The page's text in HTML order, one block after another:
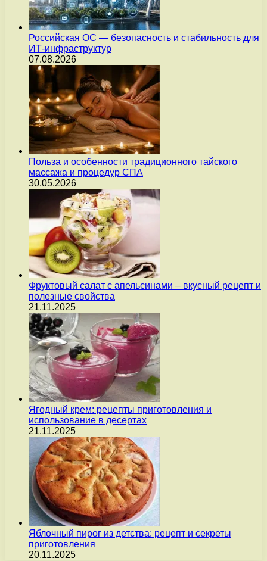
Российская ОС — безопасность и стабильность для
ИТ-инфраструктур
07.08.2026
Польза и особенности традиционного тайского
массажа и процедур СПА
30.05.2026
Фруктовый салат с апельсинами – вкусный рецепт и
полезные свойства
21.11.2025
Ягодный крем: рецепты приготовления и
использование в десертах
21.11.2025
Яблочный пирог из детства: рецепт и секреты
приготовления
20.11.2025